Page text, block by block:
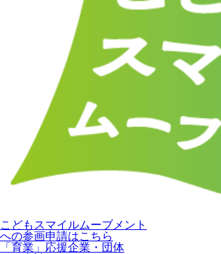
こどもスマイルムーブメント
への参画申請はこちら
「育業」応援企業・団体